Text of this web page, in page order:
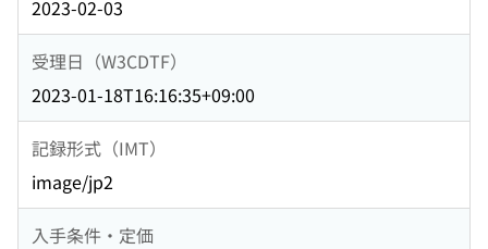
2023-02-03
受理日（W3CDTF）
2023-01-18T16:16:35+09:00
記録形式（IMT）
image/jp2
入手条件・定価